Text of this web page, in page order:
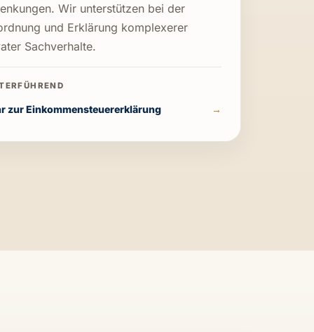
Wir unterstützen bei der
und Erklärung komplexerer
Sachverhalte.
zur Einkommensteuererklärung